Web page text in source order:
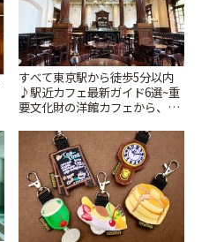
すべて東京駅から徒歩5分以内
♪駅近カフェ最新ガイド6選~重
要文化財の洋館カフェから、改
りっぷ